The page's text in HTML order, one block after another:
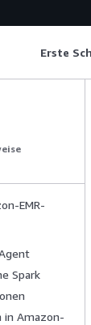
Erste
EMR-
Spark
in Amazon-